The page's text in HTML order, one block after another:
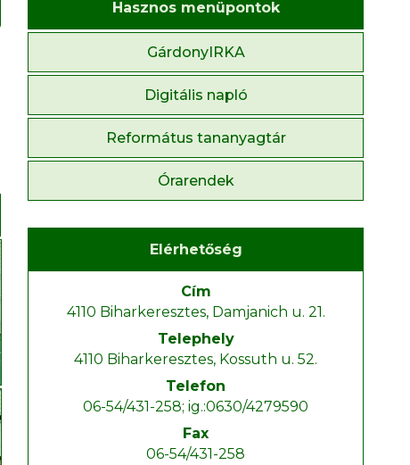
Hasznos menüpontok
GárdonyIRKA
Digitális napló
Református tananyagtár
Órarendek
Elérhetőség
Cím
4110 Biharkeresztes, Damjanich u. 21.
Telephely
4110 Biharkeresztes, Kossuth u. 52.
Telefon
06-54/431-258; ig.:0630/4279590
Fax
06-54/431-258